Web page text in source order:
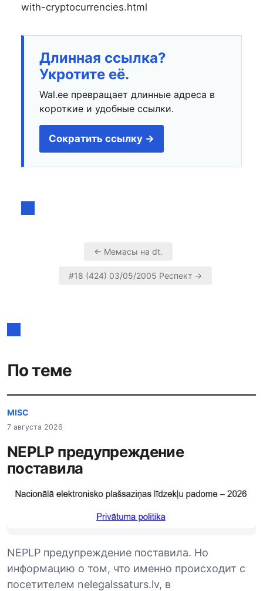
with-cryptocurrencies.html
Длинная ссылка?
Укротите её.
Wal.ee превращает длинные адреса в
короткие и удобные ссылки.
Сократить ссылку →
Навигация
← Мемасы на dt.
#18 (424) 03/05/2005 Респект →
По теме
MISC
7 августа 2026
NEPLP предупреждение
поставила
NEPLP предупреждение поставила. Но
информацию о том, что именно происходит с
посетителем nelegalssaturs.lv, в